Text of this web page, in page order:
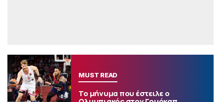
MUST READ
Το μήνυμα που έστειλε ο